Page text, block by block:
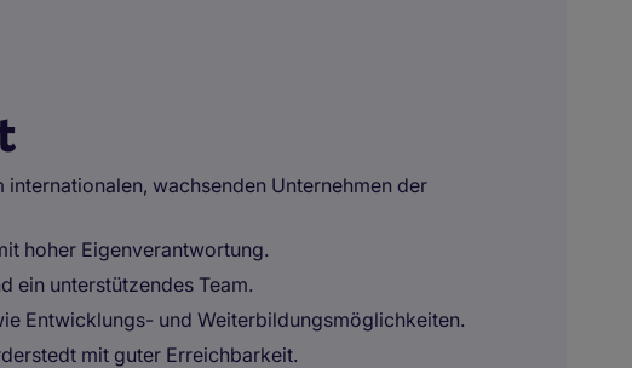
wachsenden Unternehmen der
hoher Eigenverantwortung.
ein unterstützendes Team.
Entwicklungs- und Weiterbildungsmöglichkeiten.
mit guter Erreichbarkeit.